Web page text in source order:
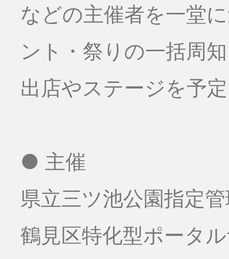
などの主催者を一堂
ント・祭りの一括周
出店やステージを予
● 主催
県立三ツ池公園指定
鶴見区特化型ポータ